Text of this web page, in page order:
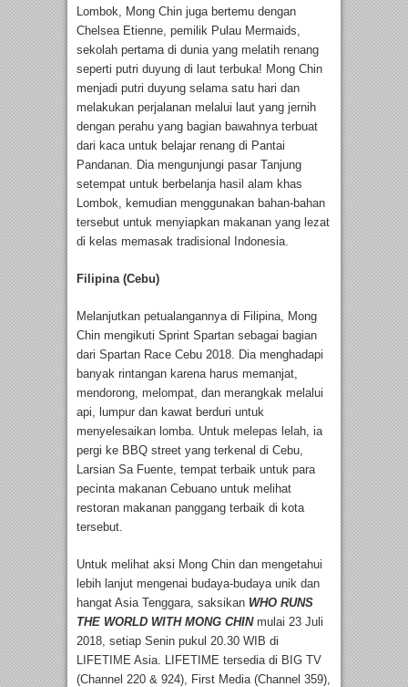
Lombok, Mong Chin juga bertemu dengan
Chelsea Etienne, pemilik Pulau Mermaids,
sekolah pertama di dunia yang melatih renang
seperti putri duyung di laut terbuka! Mong Chin
menjadi putri duyung selama satu hari dan
melakukan perjalanan melalui laut yang jernih
dengan perahu yang bagian bawahnya terbuat
dari kaca untuk belajar renang di Pantai
Pandanan. Dia mengunjungi pasar Tanjung
setempat untuk berbelanja hasil alam khas
Lombok, kemudian menggunakan bahan-bahan
tersebut untuk menyiapkan makanan yang lezat
di kelas memasak tradisional Indonesia.
Filipina (Cebu)
Melanjutkan petualangannya di Filipina, Mong
Chin mengikuti Sprint Spartan sebagai bagian
dari Spartan Race Cebu 2018. Dia menghadapi
banyak rintangan karena harus memanjat,
mendorong, melompat, dan merangkak melalui
api, lumpur dan kawat berduri untuk
menyelesaikan lomba. Untuk melepas lelah, ia
pergi ke BBQ street yang terkenal di Cebu,
Larsian Sa Fuente, tempat terbaik untuk para
pecinta makanan Cebuano untuk melihat
restoran makanan panggang terbaik di kota
tersebut.
Untuk melihat aksi Mong Chin dan mengetahui
lebih lanjut mengenai budaya-budaya unik dan
hangat Asia Tenggara, saksikan WHO RUNS
THE WORLD WITH MONG CHINmulai 23 Juli
2018, setiap Senin pukul 20.30 WIB di
LIFETIME Asia. LIFETIME tersedia di BIG TV
(Channel 220 & 924), First Media (Channel 359),